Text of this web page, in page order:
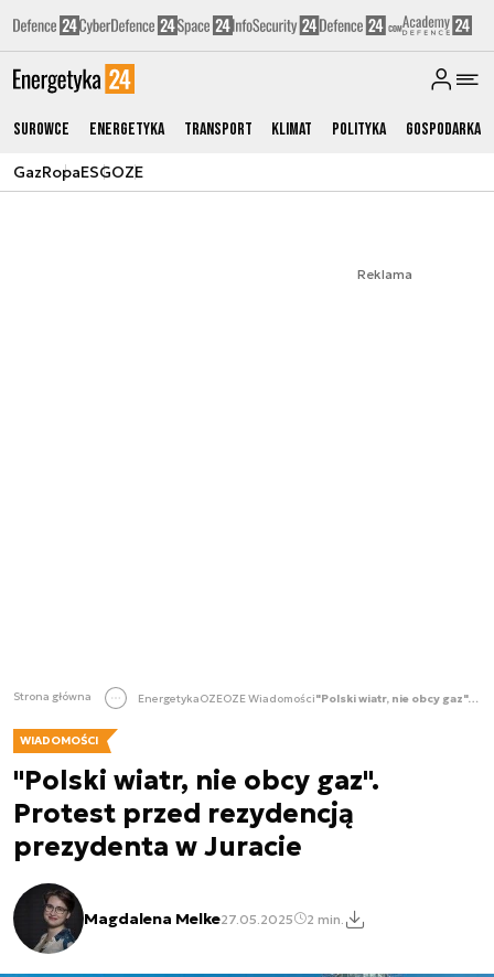
Surowce Energetyka Transport Klimat Polityka Gospodarka
GazRopaESGOZE
Reklama
Strona główna EnergetykaOZEOZE Wiadomości "Polski wiatr, nie obcy gaz". Protest przed rezydencją prezydenta w Juracie
WIADOMOŚCI
"Polski wiatr, nie obcy gaz".
Protest przed rezydencją
prezydenta w Juracie
Magdalena Melke27.05.2025 2 min.